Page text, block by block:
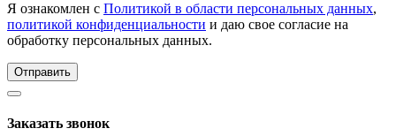
Я ознакомлен с Политикой в области персональных данных,
политикой конфиденциальности и даю свое согласие на
обработку персональных данных.
Отправить
Заказать звонок